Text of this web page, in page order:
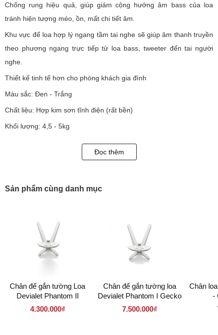
Chống rung hiệu quả, giúp giảm cộng hưởng âm bass của loa
tránh hiện tượng méo, ồn, mất chi tiết âm.
Khu vực để loa hợp lý ngang tầm tai nghe sẽ giúp âm thanh truyền
theo phương ngang trực tiếp từ loa bass, tweeter đến tai người
nghe.
Thiết kế tinh tế hơn cho phòng khách gia đình
Màu sắc: Đen - Trắng
Chất liệu: Hợp kim sơn tĩnh điện (rất bền)
Khối lượng: 4,5 - 5kg
Đọc thêm
Sản phẩm cùng danh mục
Chân đế gắn tường Loa
Devialet Phantom II
Gecko
4.300.000₫
Chân đế gắn tường loa
Devialet Phantom I Gecko
7.500.000₫
Chân
-